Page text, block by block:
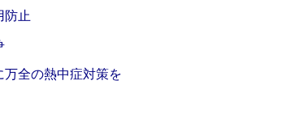
防止
全の熱中症対策を